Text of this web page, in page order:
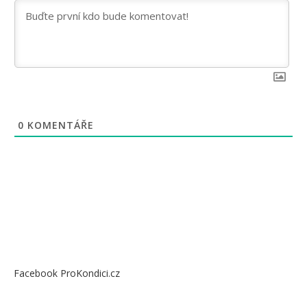
0 KOMENTÁŘE
Facebook ProKondici.cz